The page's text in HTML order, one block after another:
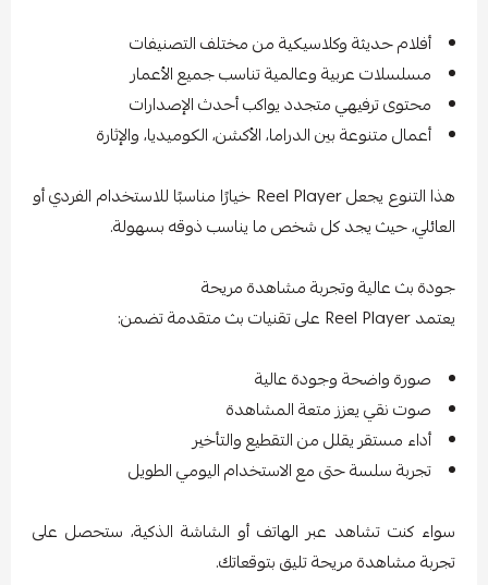
أفلام حديثة وكلاسيكية من مختلف التصنيفات
مسلسلات عربية وعالمية تناسب جميع الأعمار
محتوى ترفيهي متجدد يواكب أحدث الإصدارات
أعمال متنوعة بين الدراما، الأكشن، الكوميديا، والإثارة
هذا التنوع يجعل Reel Player خيارًا مناسبًا للاستخدام الفردي أو
العائلي، حيث يجد كل شخص ما يناسب ذوقه بسهولة.
جودة بث عالية وتجربة مشاهدة مريحة
يعتمد Reel Player على تقنيات بث متقدمة تضمن:
صورة واضحة وجودة عالية
صوت نقي يعزز متعة المشاهدة
أداء مستقر يقلل من التقطيع والتأخير
تجربة سلسة حتى مع الاستخدام اليومي الطويل
سواء كنت تشاهد عبر الهاتف أو الشاشة الذكية، ستحصل على
تجربة مشاهدة مريحة تليق بتوقعاتك.